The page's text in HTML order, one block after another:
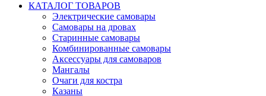
КАТАЛОГ ТОВАРОВ
Электрические самовары
Cамовары на дровах
Старинные самовары
Комбинированные самовары
Аксессуары для самоваров
Мангалы
Очаги для костра
Казаны